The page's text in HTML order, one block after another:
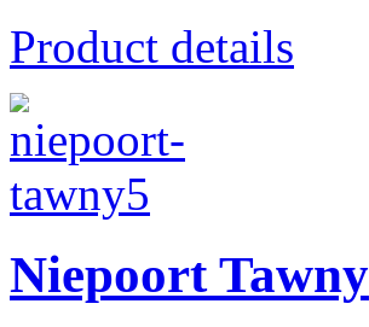
Product details
Niepoort Tawny